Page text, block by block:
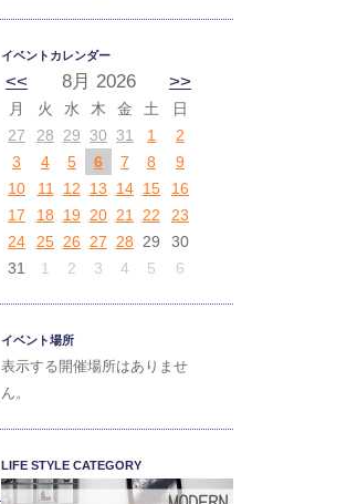
イベントカレンダー
<< 8月 2026 >>
月 火 水 木 金 土
日
27
28 29 30 31 1
2
3
4 5 6 7 8
9
10
11 12 13 14 15
16
17
18 19 20 21 22
23
24
25 26 27 28 29
30
31
1 2 3 4 5 6
イベント場所
表示する開催場所はありませ
ん。
LIFE STYLE CATEGORY